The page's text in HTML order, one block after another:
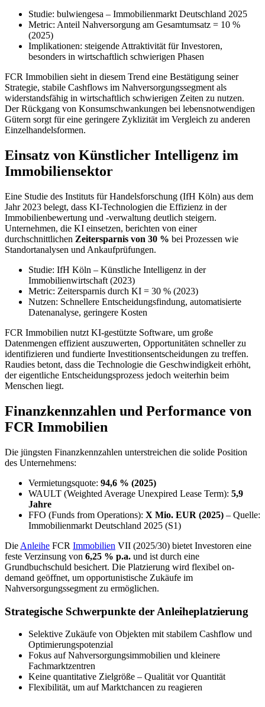
Studie: bulwiengesa – Immobilienmarkt Deutschland 2025
Metric: Anteil Nahversorgung am Gesamtumsatz = 10 %
(2025)
Implikationen: steigende Attraktivität für Investoren,
besonders in wirtschaftlich schwierigen Phasen
FCR Immobilien sieht in diesem Trend eine Bestätigung seiner
Strategie, stabile Cashflows im Nahversorgungssegment als
widerstandsfähig in wirtschaftlich schwierigen Zeiten zu nutzen.
Der Rückgang von Konsumschwankungen bei lebensnotwendigen
Gütern sorgt für eine geringere Zyklizität im Vergleich zu anderen
Einzelhandelsformen.
Einsatz von Künstlicher Intelligenz im
Immobiliensektor
Eine Studie des Instituts für Handelsforschung (IfH Köln) aus dem
Jahr 2023 belegt, dass KI-Technologien die Effizienz in der
Immobilienbewertung und -verwaltung deutlich steigern.
Unternehmen, die KI einsetzen, berichten von einer
durchschnittlichen Zeitersparnis von 30 % bei Prozessen wie
Standortanalysen und Ankaufprüfungen.
Studie: IfH Köln – Künstliche Intelligenz in der
Immobilienwirtschaft (2023)
Metric: Zeitersparnis durch KI = 30 % (2023)
Nutzen: Schnellere Entscheidungsfindung, automatisierte
Datenanalyse, geringere Kosten
FCR Immobilien nutzt KI-gestützte Software, um große
Datenmengen effizient auszuwerten, Opportunitäten schneller zu
identifizieren und fundierte Investitionsentscheidungen zu treffen.
Raudies betont, dass die Technologie die Geschwindigkeit erhöht,
der eigentliche Entscheidungsprozess jedoch weiterhin beim
Menschen liegt.
Finanzkennzahlen und Performance von
FCR Immobilien
Die jüngsten Finanzkennzahlen unterstreichen die solide Position
des Unternehmens:
Vermietungsquote: 94,6 % (2025)
WAULT (Weighted Average Unexpired Lease Term): 5,9
Jahre
FFO (Funds from Operations): X Mio. EUR (2025) – Quelle:
Immobilienmarkt Deutschland 2025 (S1)
Die Anleihe FCR Immobilien VII (2025/30) bietet Investoren eine
feste Verzinsung von 6,25 % p.a. und ist durch eine
Grundbuchschuld besichert. Die Platzierung wird flexibel on-
demand geöffnet, um opportunistische Zukäufe im
Nahversorgungssegment zu ermöglichen.
Strategische Schwerpunkte der Anleiheplatzierung
Selektive Zukäufe von Objekten mit stabilem Cashflow und
Optimierungspotenzial
Fokus auf Nahversorgungsimmobilien und kleinere
Fachmarktzentren
Keine quantitative Zielgröße – Qualität vor Quantität
Flexibilität, um auf Marktchancen zu reagieren